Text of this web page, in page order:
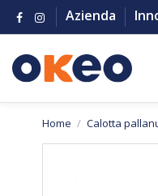
Azienda
Home Calotta